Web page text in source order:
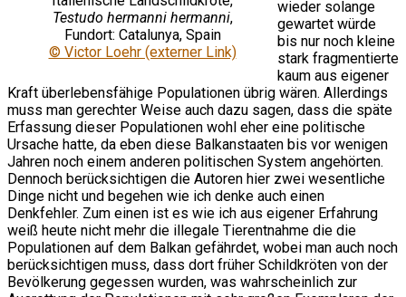
Testudo hermanni hermanni,
Fundort: Catalunya, Spain
© Victor Loehr (externer Link)
wieder solange
gewartet würde
bis nur noch kleine
stark fragmentierte
kaum aus eigener
Kraft überlebensfähige Populationen übrig wären. Allerdings
muss man gerechter Weise auch dazu sagen, dass die späte
Erfassung dieser Populationen wohl eher eine politische
Ursache hatte, da eben diese Balkanstaaten bis vor wenigen
Jahren noch einem anderen politischen System angehörten.
Dennoch berücksichtigen die Autoren hier zwei wesentliche
Dinge nicht und begehen wie ich denke auch einen
Denkfehler. Zum einen ist es wie ich aus eigener Erfahrung
weiß heute nicht mehr die illegale Tierentnahme die die
Populationen auf dem Balkan gefährdet, wobei man auch noch
berücksichtigen muss, dass dort früher Schildkröten von der
Bevölkerung gegessen wurden, was wahrscheinlich zur